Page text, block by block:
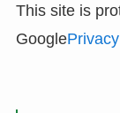
This site is
Google